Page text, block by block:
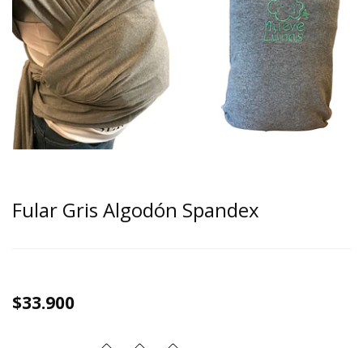
Fular Gris Algodón Spandex
$33.900